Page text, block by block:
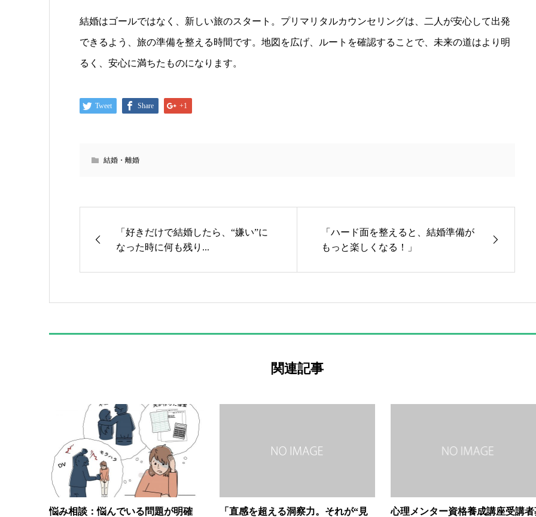
結婚はゴールではなく、新しい旅のスタート。プリマリタルカウンセリングは、二人が安心して出発
できるよう、旅の準備を整える時間です。地図を広げ、ルートを確認することで、未来の道はより明
るく、安心に満ちたものになります。
Tweet Share +1
結婚・離婚
「好きだけで結婚したら、“嫌い”に
なった時に何も残り...
「ハード面を整えると、結婚準備が
もっと楽しくなる！」
関連記事
悩み相談：悩んでいる問題が明確
「直感を超える洞察力。それが“見
心理メンター資格養成講座受講者